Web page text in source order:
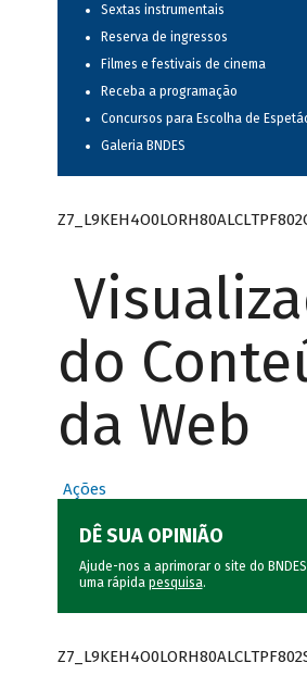
Sextas instrumentais
Reserva de ingressos
Filmes e festivais de cinema
Receba a programação
Concursos para Escolha de
Galeria BNDES
do
da Web
Ações
DÊ SUA OPINIÃO
Ajude-nos a aprimorar o site do
uma rápida pesquisa.